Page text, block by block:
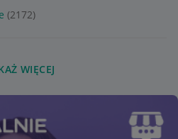
(2172)
WIĘCEJ